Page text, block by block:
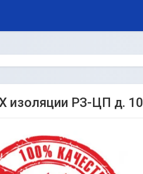
изоляции РЗ-ЦП д. 10